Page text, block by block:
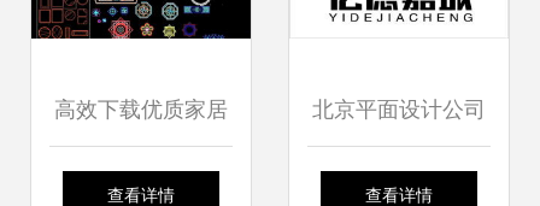
高效下载优质家居
用品平面设计素材
查看详情
北京平面设计公司
品牌包装与宣传品
查看详情